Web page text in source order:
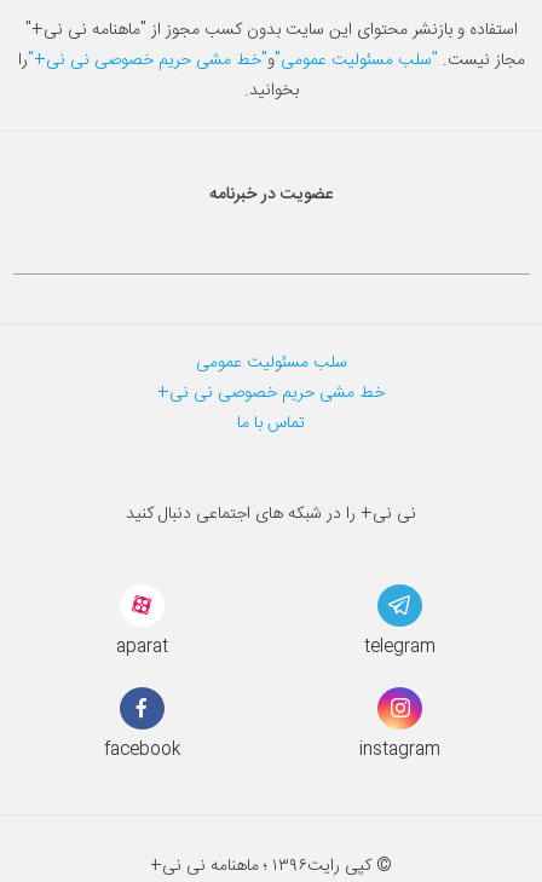
استفاده و بازنشر محتوای این سایت بدون کسب مجوز از "ماهنامه نی نی+"
مجاز نیست. "سلب مسئولیت عمومی"و"خط مشی حریم خصوصی نی نی+"را
بخوانید.
عضویت در خبرنامه
سلب مسئولیت عمومی
خط مشی حریم خصوصی نی نی+
تماس با ما
نی نی+ را در شبکه های اجتماعی دنبال کنید
aparat telegram
facebook instagram
© کپی رایت۱۳۹۶ ؛ ماهنامه نی نی+